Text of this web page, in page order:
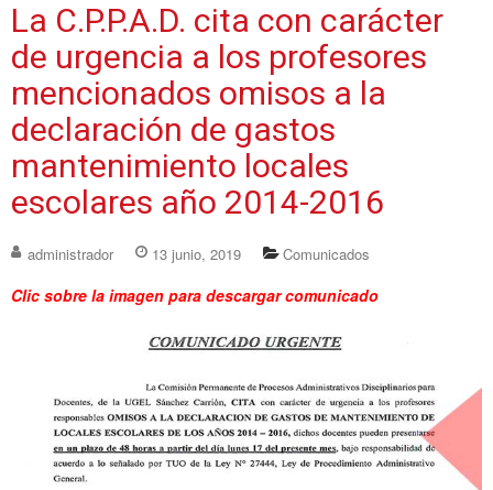
La C.P.P.A.D. cita con carácter
de urgencia a los profesores
mencionados omisos a la
declaración de gastos
mantenimiento locales
escolares año 2014-2016
administrador 13 junio, 2019 Comunicados
Clic sobre la imagen para descargar comunicado